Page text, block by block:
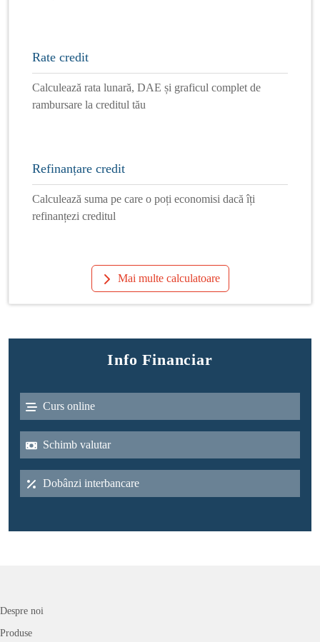
Rate credit
Calculează rata lunară, DAE și graficul complet de
rambursare la creditul tău
Refinanțare credit
Calculează suma pe care o poți economisi dacă îți
refinanțezi creditul
Mai multe calculatoare
Info Financiar
Curs online
Schimb valutar
Dobânzi interbancare
Despre noi
Produse